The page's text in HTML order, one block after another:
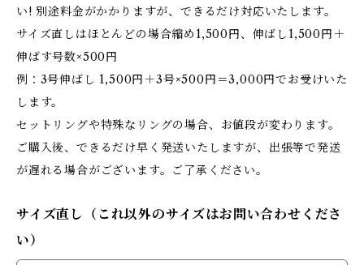
い! 別途料金がかかりますが、できるだけ対応いたします。
サイズ直しはほとんどの場合縮め1,500円、伸ばし1,500円＋
伸ばす号数×500円
例：3号伸ばし 1,500円＋3号×500円＝3,000円でお受けいた
します。
セットリングや特殊なリングの場合、お値段が変わります。
ご購入後、できるだけ早く発送いたしますが、出張等で発送
が遅れる場合がございます。ご了承ください。
サイズ直し（これ以外のサイズはお問い合わせくださ
い）